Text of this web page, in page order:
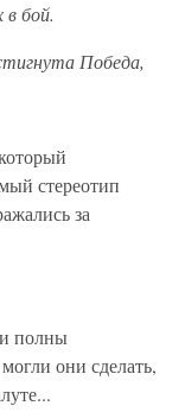
бой.
Победа,
стереотип
за
полны
они сделать,